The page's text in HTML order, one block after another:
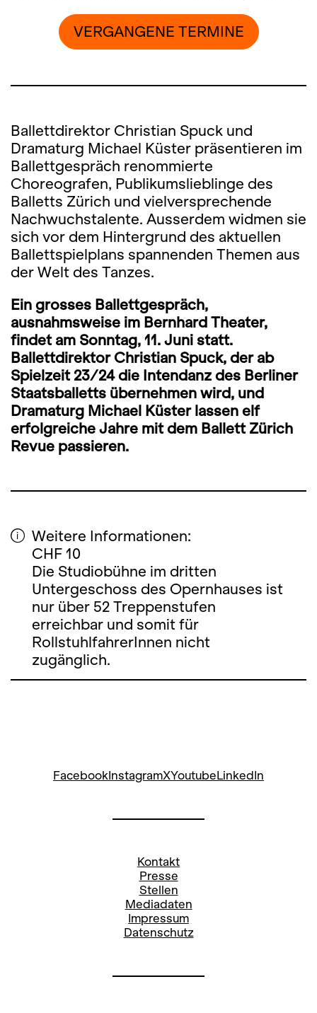
VERGANGENE TERMINE
Ballettdirektor Christian Spuck und
Dramaturg Michael Küster präsentieren im
Ballettgespräch renommierte
Choreografen, Publikumslieblinge des
Balletts Zürich und vielversprechende
Nachwuchstalente. Ausserdem widmen sie
sich vor dem Hintergrund des aktuellen
Ballettspielplans spannenden Themen aus
der Welt des Tanzes.
Ein grosses Ballettgespräch,
ausnahmsweise im Bernhard Theater,
findet am Sonntag, 11. Juni statt.
Ballettdirektor Christian Spuck, der ab
Spielzeit 23/24 die Intendanz des Berliner
Staatsballetts übernehmen wird, und
Dramaturg Michael Küster lassen elf
erfolgreiche Jahre mit dem Ballett Zürich
Revue passieren.
Weitere Informationen:
CHF 10
Die Studiobühne im dritten
Untergeschoss des Opernhauses ist
nur über 52 Treppenstufen
erreichbar und somit für
RollstuhlfahrerInnen nicht
zugänglich.
FacebookInstagramXYoutubeLinkedIn
Kontakt
Presse
Stellen
Mediadaten
Impressum
Datenschutz